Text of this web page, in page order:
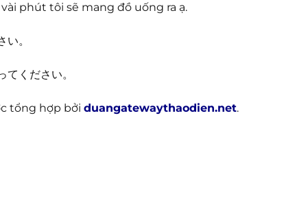
phút tôi sẽ mang đồ uống ra ạ.
。
ください。
tổng hợp bởi duangatewaythaodien.net.